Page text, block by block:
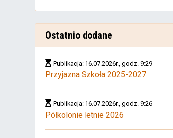
Ostatnio dodane
Publikacja: 16.07.2026r., godz. 9:29
Przyjazna Szkoła 2025-2027
Publikacja: 16.07.2026r., godz. 9:26
Półkolonie letnie 2026